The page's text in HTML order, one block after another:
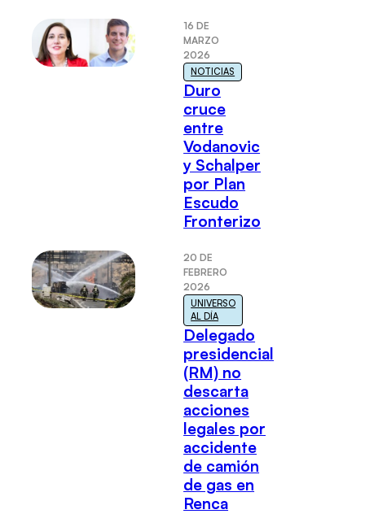
16 DE
MARZO
2026
NOTICIAS
Duro
cruce
entre
Vodanovic
y Schalper
por Plan
Escudo
Fronterizo
20 DE
FEBRERO
2026
UNIVERSO
AL DÍA
Delegado
presidencial
(RM) no
descarta
acciones
legales por
accidente
de camión
de gas en
Renca